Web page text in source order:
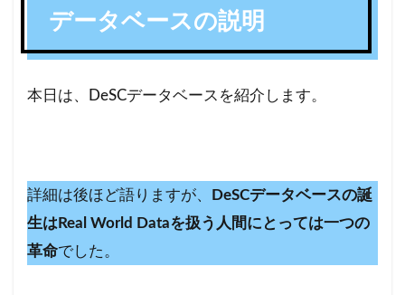
データベースの説明
本日は、DeSCデータベースを紹介します。
詳細は後ほど語りますが、
DeSCデータベースの誕
生はReal World Dataを扱う人間にとっては一つの
革命でした。